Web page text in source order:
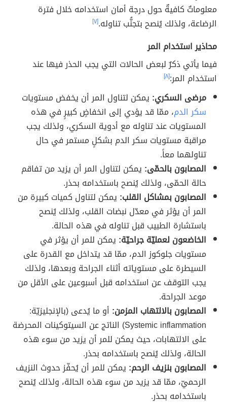
معلوماتٌ كافيةٌ حول درجة أمان استخدامه خلال فترة
الرضاعة، ولذلك يُنصح بتجنُّب تناوله.[٧]
محاذير استخدام المر
فيما يأتي ذكرٌ لبعض الحالات التي يجب الحذر فيها عند
استخدام المر:[٨]
مرضى السكري: يمكن لتناول المر أن يخفض مستويات
سكر الدم، ممّا قد يؤدي إلى انخفاضٍ كبيرٍ في هذه
المستويات عند تناوله مع أدوية السكري، ولذلك يجب
مراقبة مستويات سكر الدم بشكلٍ مستمر في حال
تناولهما معاً.
المصابون بالحمّى: يمكن لتناول المر أن يزيد من تفاقم
حالة الحمّى، ولذلك يُنصح باستخدامه بحذر.
المصابون بمشاكل القلب: يمكن لتناول كميات كبيرة من
المر أن يؤثر في معدّل نبضات القلب، ولذلك يُنصح
باستشارة الطبيب قبل تناوله في هذه الحالة.
الخاضعون لعمليّة جراحيّة: يمكن للمر أن يؤثر في
مستويات جلوكوز الدم، ممّا قد يتداخل مع القدرة على
السيطرة على مستوياته أثناء الجراحة وبعدها، ولذلك
يجب التوقف عن استخدامه قبل أسبوعين على الأقل من
موعد الجراحة.
المصابون بالالتهاب المزمن: أو ما يُدعى (بالإنجليزيّة:
Systemic inflammation) الناتج عن السيتوكينات المحرضة
على الالتهابات، حيث يمكن للمر أن يزيد من سوء هذه
الحالة، ولذلك يُنصح باستخدامه بحذر.
المصابون بنزيف الرحم: يمكن للمر أن يُحفّز حدوث النزيف
الرحميّ، ممّا قد يزيد من سوء هذه الحالة، ولذلك يُنصح
باستخدامه بحذر.